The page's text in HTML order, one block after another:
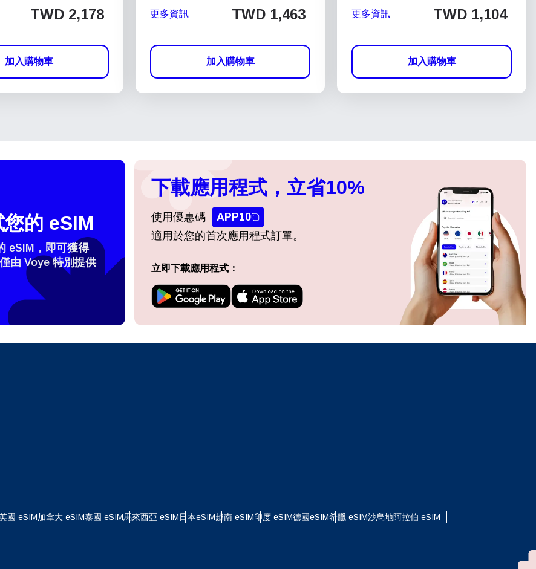
TWD 2,178
加入購物車
更多資訊 TWD 1,463
加入購物車
更多資訊 TWD 1,104
加入購物車
I get my eSim?
eSIM, start by checking if your device supports eSIM
provide you with a QR code or activation details that you can scan
的 eSIM
eSIM，即可獲得
由 Voye 特別提供
下載應用程式，立省10%
使用優惠碼
APP10
適用於您的首次應用程式訂單。
立即下載應用程式：
國 eSIM加拿大 eSIM泰國 eSIM馬來西亞 eSIM日本eSIM越南 eSIM印度 eSIM德國eSIM希臘 eSIM沙烏地阿拉伯 eSIM
登入或註冊